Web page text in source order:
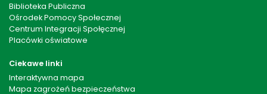
Biblioteka Publiczna
Ośrodek Pomocy Społecznej
Centrum Integracji Społęcznej
Placówki oświatowe
Ciekawe linki
Interaktywna mapa
Mapa zagrożeń bezpieczeństwa